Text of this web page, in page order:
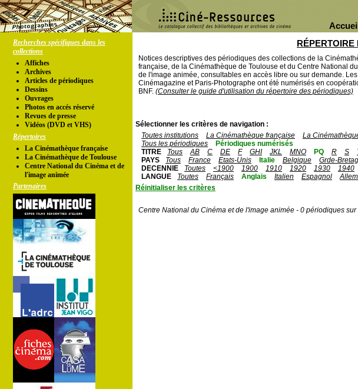
Recherches spécifiques dans les
collections
Affiches
Archives
Articles de périodiques
Dessins
Ouvrages
Photos en accés réservé
Revues de presse
Vidéos (DVD et VHS)
Répertoires
La Cinémathèque française
La Cinémathèque de Toulouse
Centre National du Cinéma et de
l'image animée
Partenaires
RÉPERTOIRE
Notices descriptives des périodiques des collections de la
française, de la Cinémathèque de Toulouse et du Centre National
de l'image animée, consultables en accès libre ou sur demande.
Cinémagazine et Paris-Photographe ont été numérisés en
BNF. (Consulter le guide d'utilisation du répertoire des périodiques)
Sélectionner les critères de navigation :
Toutes institutions
La Cinémathèque française La
Tous les périodiques
Périodiques numérisés
TITRE
Tous AB C DE F GHI JKL MNO PQ R S
PAYS
Tous France Etats-Unis Italie Belgique Grde-
DECENNIE
Toutes <1900 1900 1910 1920 1930 1940
LANGUE
Toutes Français Anglais Italien Espagnol
Réinitialiser les critères
Centre National du Cinéma et de l'image animée - 0 périodiques sur